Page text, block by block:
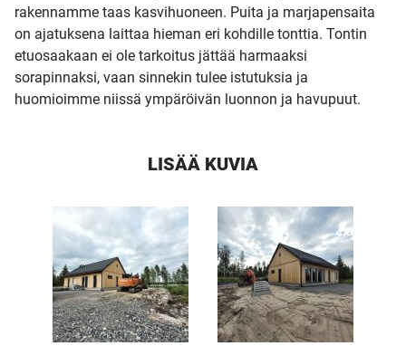
rakennamme taas kasvihuoneen. Puita ja marjapensaita
on ajatuksena laittaa hieman eri kohdille tonttia. Tontin
etuosaakaan ei ole tarkoitus jättää harmaaksi
sorapinnaksi, vaan sinnekin tulee istutuksia ja
huomioimme niissä ympäröivän luonnon ja havupuut.
LISÄÄ KUVIA